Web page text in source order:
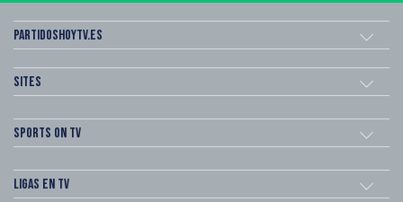
Partidoshoytv.es
Sites
Sports on TV
Ligas en TV